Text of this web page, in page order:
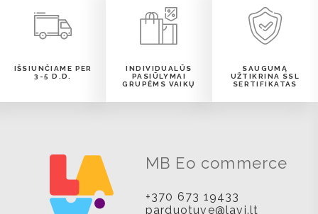
IŠSIUNČIAME PER
3-5 D.D.
INDIVIDUALŪS
PASIŪLYMAI
GRUPĖMS VAIKŲ
SAUGUMĄ
UŽTIKRINA SSL
SERTIFIKATAS
MB Eo commerce
+370 673 19433
parduotuve@lavi.lt